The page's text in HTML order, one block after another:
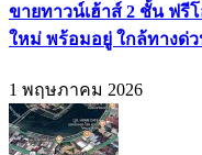
ขายทาวน์เฮ้าส์ 2 ชั้น ฟรี
ใหม่ พร้อมอยู่ ใกล้ทางด่ว
1 พฤษภาคม 2026